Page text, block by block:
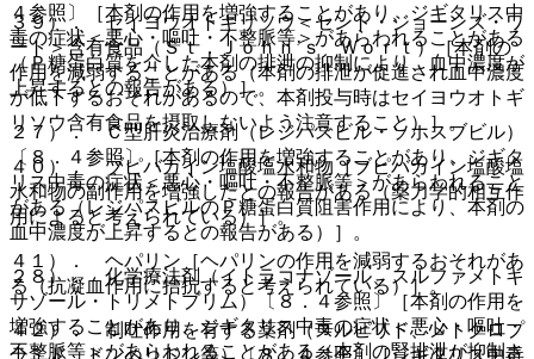
３９）． セイヨウオトギリソウ＜セント・ジョーンズ・ワ
ート＞含有食品（Ｓｔ．Ｊｏｈｎ’ｓ Ｗｏｒｔ）［本剤の
作用を減弱することがある（本剤の排泄が促進され血中濃度
が低下するおそれがあるので、本剤投与時はセイヨウオトギ
リソウ含有食品を摂取しないよう注意すること）］。
４０）． ブピバカイン塩酸塩水和物［ブピバカイン塩酸塩
水和物の副作用を増強したとの報告がある（薬力学的相互作
用によると考えられている）］。
４１）． ヘパリン［ヘパリンの作用を減弱するおそれがあ
る（抗凝血作用に拮抗すると考えられている）］。
４２）． 制吐作用を有する薬剤（スルピリド、メトクロプ
ラミド、ドンペリドン等）〔８．４参照〕［ジギタリス中毒
４参照〕［本剤の作用を増強することがあり、ジギタリス中
毒の症状＜悪心・嘔吐・不整脈等＞があらわれることがある
（Ｐ糖蛋白質を介した本剤の排泄の抑制により、血中濃度が
上昇するとの報告がある）］。
２７）． Ｃ型肝炎治療剤（レジパスビル・ソホスブビル）
〔８．４参照〕［本剤の作用を増強することがあり、ジギタ
リス中毒の症状＜悪心・嘔吐・不整脈等＞があらわれること
がある（レジパスビルのＰ糖蛋白質阻害作用により、本剤の
血中濃度が上昇するとの報告がある）］。
２８）． 化学療法剤（イトラコナゾール、スルファメトキ
サゾール・トリメトプリム）〔８．４参照〕［本剤の作用を
増強することがあり、ジギタリス中毒の症状＜悪心・嘔吐・
不整脈等＞があらわれることがある（本剤の腎排泄が抑制さ